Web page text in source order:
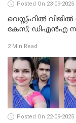
Posted On 23-09-2025
വെസ്റ്റ്ഹിൽ
കേസ്; ഡിഎൻഎ
2 Min Read
Posted On 22-09-2025